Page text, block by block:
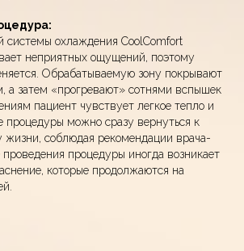
системы охлаждения CoolComfort
неприятных ощущений, поэтому
Обрабатываемую зону покрывают
а затем «прогревают» сотнями вспышек
пациент чувствует легкое тепло и
процедуры можно сразу вернуться к
жизни, соблюдая рекомендации врача-
проведения процедуры иногда возникает
которые продолжаются на